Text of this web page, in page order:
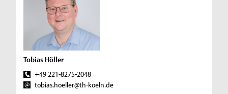
Tobias Höller
+49 221-8275-2048
tobias.hoeller@th-koeln.de